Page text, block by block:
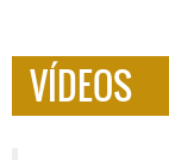
VÍDEOS